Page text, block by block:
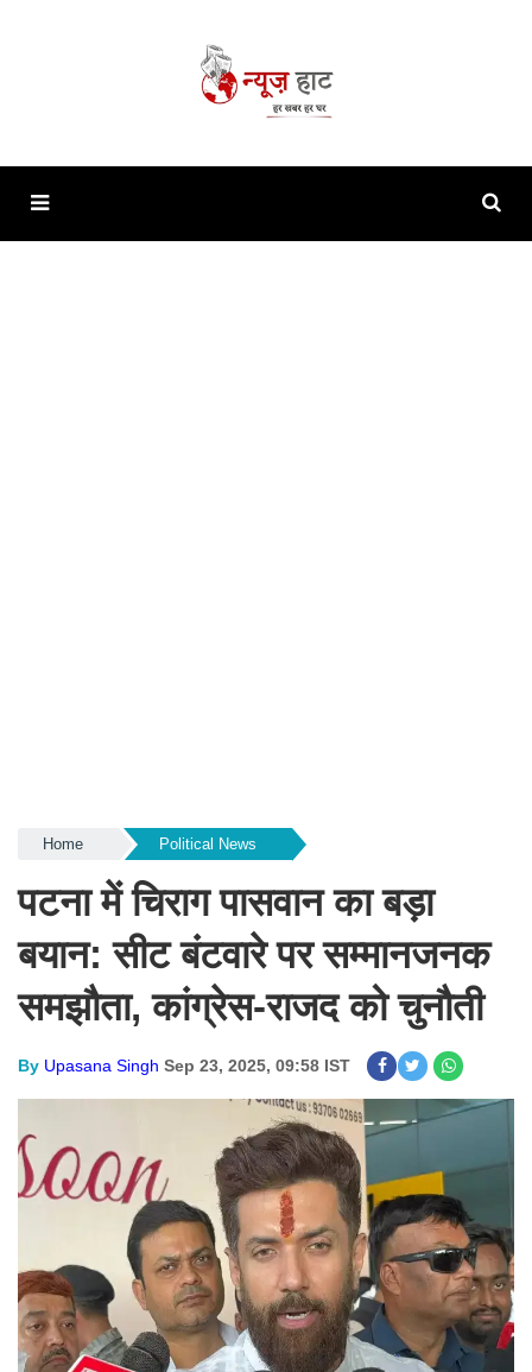
Home Political News
पटना में चिराग पासवान का बड़ा
बयान: सीट बंटवारे पर सम्मानजनक
समझौता, कांग्रेस-राजद को चुनौती
By Upasana Singh Sep 23, 2025, 09:58 IST